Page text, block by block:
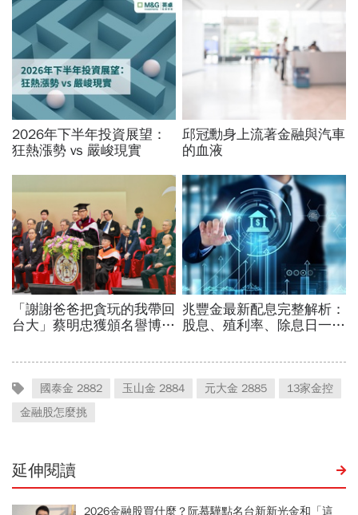
國泰金 2882 玉山金 2884 元大金 2885
13家金控
金融股怎麼挑
延伸閱讀
2026金融股買什麼？阮慕驊點名台新新光金和「這